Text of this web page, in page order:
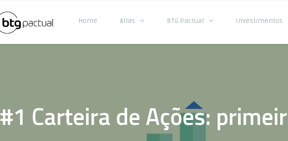
Home Atlas BTG Pactual Investimentos
#1 Carteira de Ações: